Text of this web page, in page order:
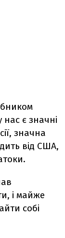
є значні
значна
від США,
і майже
собі